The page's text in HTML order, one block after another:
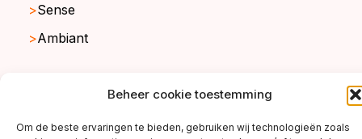
Beheer cookie toestemming
Om de beste ervaringen te bieden, gebruiken wij technologieën zoals
Sense
Ambiant